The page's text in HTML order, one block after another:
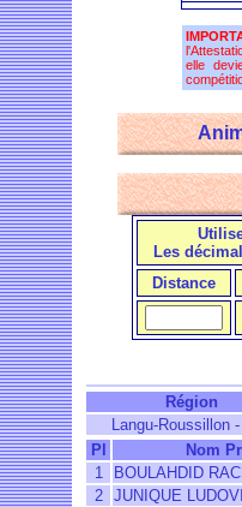
elle
Les
Distance
Région
Langu-Roussillon
Pl
Nom
1
BOULAHDID
2
JUNIQUE